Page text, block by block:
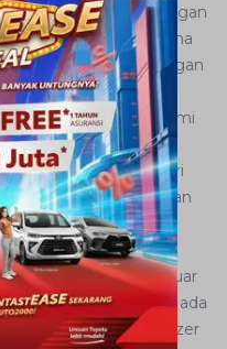
Anda untuk kepentingan
Tunda dulu rencana
terlebih dengan
namun pandemi
jaga diri Anda,
Meskipun setiap hari
mobil pribadi, pastikan
19.
Untuk 4 Orang
mengemudi dan keluar
luar rumah jika tidak ada
siapkan hand sanitizer